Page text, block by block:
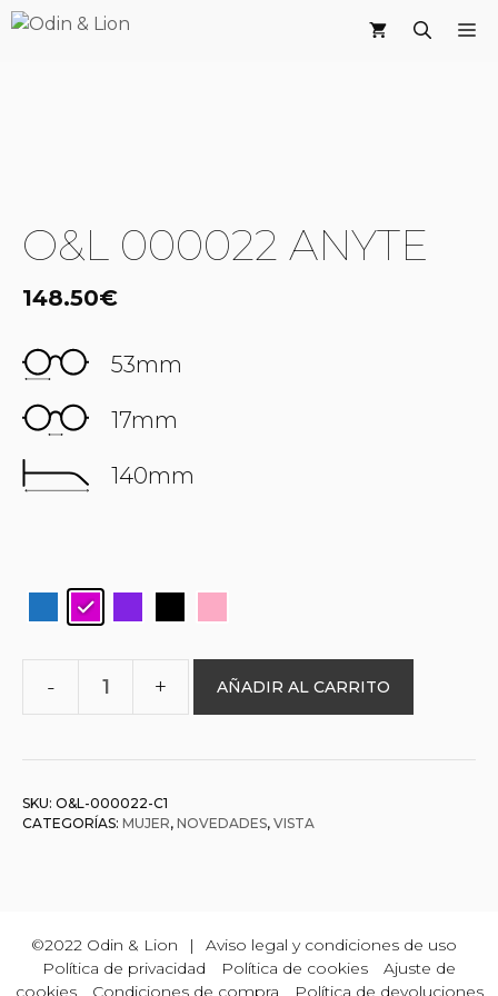
Saltar
O&L 000022 ANYTE
148.50€
53mm
17mm
140mm
ANYTE
AÑADIR AL CARRITO
SKU: O&L-000022-C1
CATEGORÍAS: MUJER, NOVEDADES, VISTA
©2022 Odin & Lion |
Aviso legal y condiciones de uso
Política de privacidad
Política de cookies
Ajuste de
cookies
Condiciones de compra Política de devoluciones